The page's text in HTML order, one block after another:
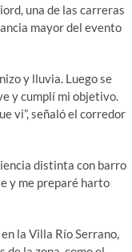
una de las carreras
mayor del evento
y lluvia. Luego se
y cumplí mi objetivo.
vi”, señaló el corredor
distinta con barro
y me preparé harto
la Villa Río Serrano,